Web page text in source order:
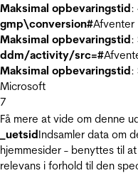
Maksimal opbevaringstid:
gmp\conversion#Afventer
Maksimal opbevaringstid:
ddm/activity/src=#
Maksimal opbevaringstid:
Microsoft
7
Få mere at vide om denne
_uetsidIndsamler data om
hjemmesider - benyttes til
relevans i forhold til den